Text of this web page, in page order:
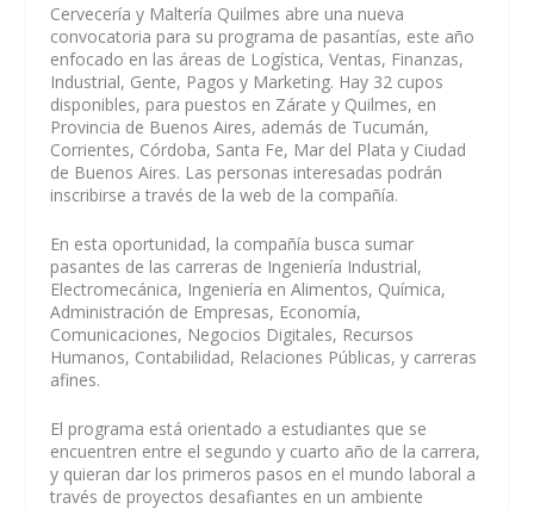
Cervecería y Maltería Quilmes abre una nueva
convocatoria para su programa de pasantías, este año
enfocado en las áreas de Logística, Ventas, Finanzas,
Industrial, Gente, Pagos y Marketing. Hay 32 cupos
disponibles, para puestos en Zárate y Quilmes, en
Provincia de Buenos Aires, además de Tucumán,
Corrientes, Córdoba, Santa Fe, Mar del Plata y Ciudad
de Buenos Aires. Las personas interesadas podrán
inscribirse a través de la web de la compañía.
En esta oportunidad, la compañía busca sumar
pasantes de las carreras de Ingeniería Industrial,
Electromecánica, Ingeniería en Alimentos, Química,
Administración de Empresas, Economía,
Comunicaciones, Negocios Digitales, Recursos
Humanos, Contabilidad, Relaciones Públicas, y carreras
afines.
El programa está orientado a estudiantes que se
encuentren entre el segundo y cuarto año de la carrera,
y quieran dar los primeros pasos en el mundo laboral a
través de proyectos desafiantes en un ambiente